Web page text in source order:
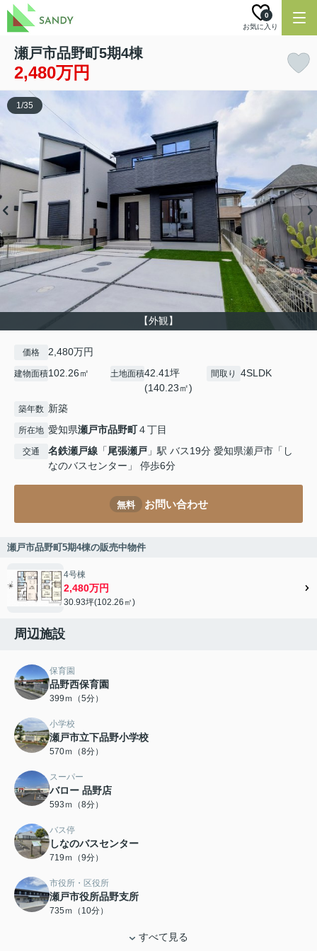
お気に入り
0
瀬戸市品野町5期4棟
2,480万円
【外観】
1/35
価格 2,480万円
建物面積102.26㎡ 土地面積42.41坪
(140.23㎡)
間取り 4SLDK
築年数 新築
所在地 愛知県瀬戸市品野町４丁目
交通 名鉄瀬戸線 「尾張瀬戸 」駅 バス19分 愛知県瀬戸市「し
なのバスセンター」 停歩6分
無料 お問い合わせ
瀬戸市品野町5期4棟の販売中物件
4号棟
2,480万円
30.93坪(102.26㎡)
周辺施設
保育園
品野西保育園
399ｍ（5分）
小学校
瀬戸市立下品野小学校
570ｍ（8分）
スーパー
バロー 品野店
593ｍ（8分）
バス停
しなのバスセンター
719ｍ（9分）
市役所・区役所
瀬戸市役所品野支所
735ｍ（10分）
すべて見る